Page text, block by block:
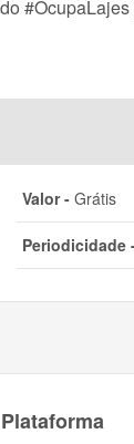
Valor -Grátis
Periodicidade